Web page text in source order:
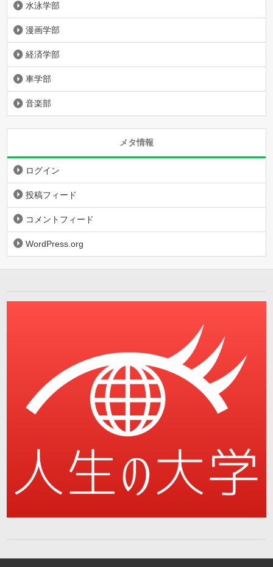
水泳学部
漫画学部
経済学部
車学部
音楽部
メタ情報
ログイン
投稿フィード
コメントフィード
WordPress.org